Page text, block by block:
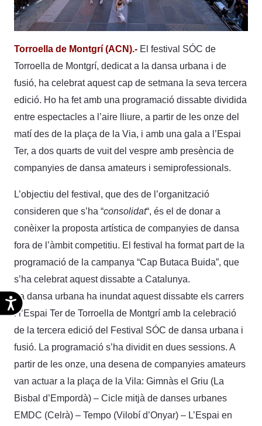
Accesibilidad
Torroella de Montgrí (ACN).- El festival SÓC de
Torroella de Montgrí, dedicat a la dansa urbana i de
fusió, ha celebrat aquest cap de setmana la seva tercera
edició. Ho ha fet amb una programació dissabte dividida
entre espectacles a l’aire lliure, a partir de les onze del
matí des de la plaça de la Via, i amb una gala a l’Espai
Ter, a dos quarts de vuit del vespre amb presència de
companyies de dansa amateurs i semiprofessionals.
L’objectiu del festival, que des de l’organització
consideren que s’ha “consolidat“, és el de donar a
conèixer la proposta artística de companyies de dansa
fora de l’àmbit competitiu. El festival ha format part de la
programació de la campanya “Cap Butaca Buida”, que
s’ha celebrat aquest dissabte a Catalunya.
La dansa urbana ha inundat aquest dissabte els carrers
i l’Espai Ter de Torroella de Montgrí amb la celebració
de la tercera edició del Festival SÓC de dansa urbana i
fusió. La programació s’ha dividit en dues sessions. A
partir de les onze, una desena de companyies amateurs
van actuar a la plaça de la Vila: Gimnàs el Griu (La
Bisbal d’Empordà) – Cicle mitjà de danses urbanes
EMDC (Celrà) – Tempo (Vilobí d’Onyar) – L’Espai en